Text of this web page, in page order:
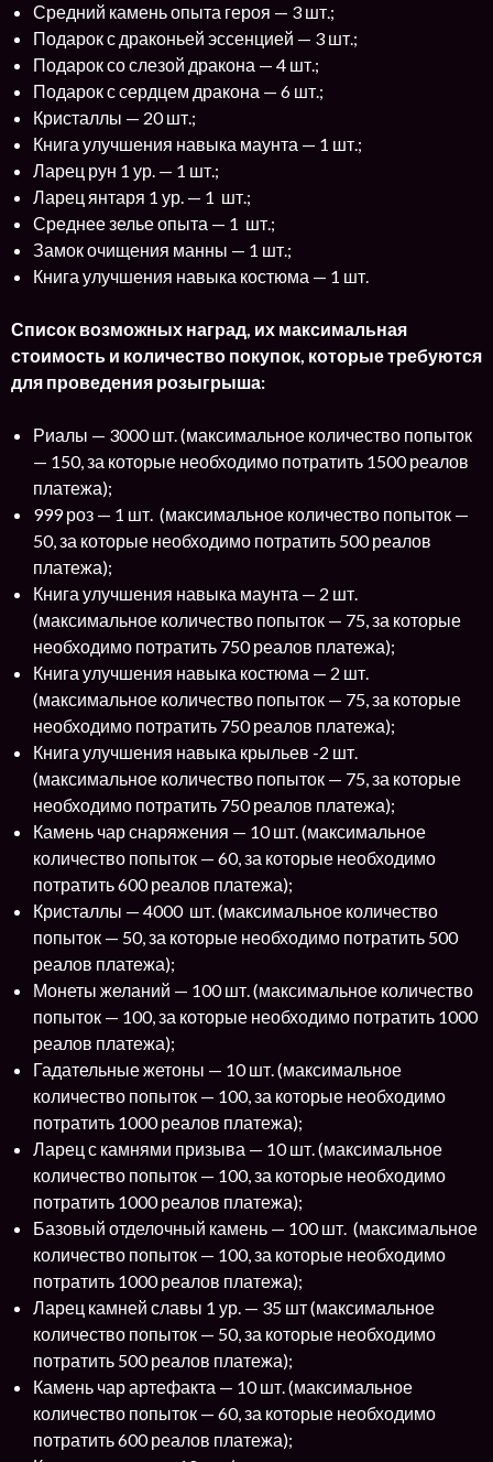
Средний камень опыта героя — 3 шт.;
Подарок с драконьей эссенцией — 3 шт.;
Подарок со слезой дракона — 4 шт.;
Подарок с сердцем дракона — 6 шт.;
Кристаллы — 20 шт.;
Книга улучшения навыка маунта — 1 шт.;
Ларец рун 1 ур. — 1 шт.;
Ларец янтаря 1 ур. — 1 шт.;
Среднее зелье опыта — 1 шт.;
Замок очищения манны — 1 шт.;
Книга улучшения навыка костюма — 1 шт.
Список возможных наград, их максимальная
стоимость и количество покупок, которые требуются
для проведения розыгрыша:
Риалы — 3000 шт. (максимальное количество попыток
— 150, за которые необходимо потратить 1500 реалов
платежа);
999 роз — 1 шт. (максимальное количество попыток —
50, за которые необходимо потратить 500 реалов
платежа);
Книга улучшения навыка маунта — 2 шт.
(максимальное количество попыток — 75, за которые
необходимо потратить 750 реалов платежа);
Книга улучшения навыка костюма — 2 шт.
(максимальное количество попыток — 75, за которые
необходимо потратить 750 реалов платежа);
Книга улучшения навыка крыльев -2 шт.
(максимальное количество попыток — 75, за которые
необходимо потратить 750 реалов платежа);
Камень чар снаряжения — 10 шт. (максимальное
количество попыток — 60, за которые необходимо
потратить 600 реалов платежа);
Кристаллы — 4000 шт. (максимальное количество
попыток — 50, за которые необходимо потратить 500
реалов платежа);
Монеты желаний — 100 шт. (максимальное количество
попыток — 100, за которые необходимо потратить 1000
реалов платежа);
Гадательные жетоны — 10 шт. (максимальное
количество попыток — 100, за которые необходимо
потратить 1000 реалов платежа);
Ларец с камнями призыва — 10 шт. (максимальное
количество попыток — 100, за которые необходимо
потратить 1000 реалов платежа);
Базовый отделочный камень — 100 шт. (максимальное
количество попыток — 100, за которые необходимо
потратить 1000 реалов платежа);
Ларец камней славы 1 ур. — 35 шт (максимальное
количество попыток — 50, за которые необходимо
потратить 500 реалов платежа);
Камень чар артефакта — 10 шт. (максимальное
количество попыток — 60, за которые необходимо
потратить 600 реалов платежа);